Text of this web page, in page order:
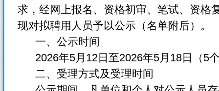
求，经网上报名、资格初审、笔试、资格
现对拟聘用人员予以公示（名单附后）。
一、公示时间
2026年5月12日至2026年5月18日（5
二、受理方式及受理时间